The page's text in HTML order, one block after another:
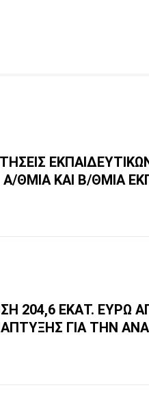
ΘΜΙΑ ΚΑΙ Β/ΘΜΙΑ
204,6 ΕΚΑΤ. ΕΥΡΏ
ΓΙΑ ΤΗΝ